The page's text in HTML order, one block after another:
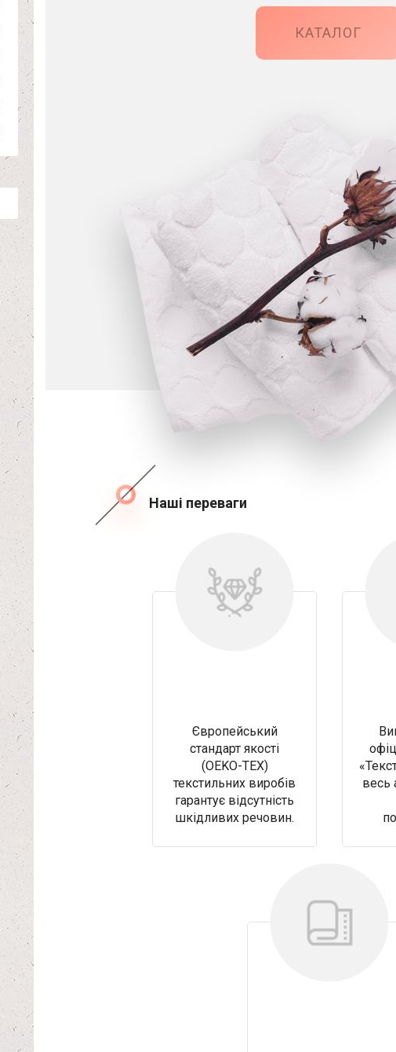
КАТАЛОГ
Наші переваги
Європейський
стандарт якості
(OEKO-TEX)
текстильних виробів
гарантує відсутність
шкідливих речовин.
весь